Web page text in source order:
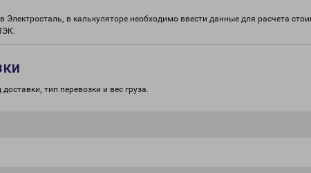
Электросталь, в калькуляторе необходимо ввести данные для расчета
тип перевозки и вес груза.